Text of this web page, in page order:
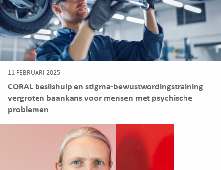
11 FEBRUARI 2025
CORAL beslishulp en stigma-bewustwordingstraining
vergroten baankans voor mensen met psychische
problemen